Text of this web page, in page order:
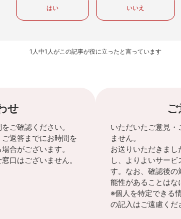
はい いいえ
1人中1人がこの記事が役に立ったと言っています
せ
ご確認ください。
返答までにお時間を
合がございます。
口はございません。
いただいたご意見・
ません。
お送りいただきま
し、よりよいサー
す。なお、確認後
能性があることはな
※個人を特定できる
の記入はご遠慮くだ